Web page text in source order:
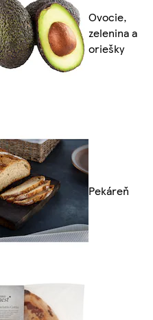
Ovocie,
zelenina a
oriešky
Pekáreň